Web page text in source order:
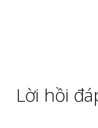
Lời hồi